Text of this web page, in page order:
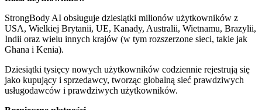
StrongBody AI obsługuje dziesiątki milionów użytkowników z
USA, Wielkiej Brytanii, UE, Kanady, Australii, Wietnamu, Brazylii,
Indii oraz wielu innych krajów (w tym rozszerzone sieci, takie jak
Ghana i Kenia).
Dziesiątki tysięcy nowych użytkowników codziennie rejestrują się
jako kupujący i sprzedawcy, tworząc globalną sieć prawdziwych
usługodawców i prawdziwych użytkowników.